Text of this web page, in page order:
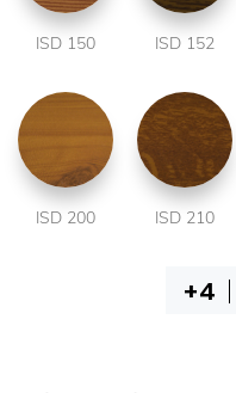
ISD 150 ISD 152
ISD 200 ISD 210